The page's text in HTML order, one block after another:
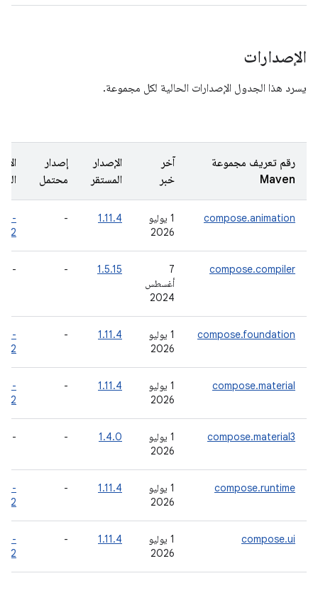
الإصدارات
يسرد هذا الجدول الإصدارات الحالية لكل مجموعة.
رقم تعريف مجموعة
Maven
آخر
خبر
الإصدار
المستقر
إصدار
محتمل
compose.animation
‫1 يوليو
2026
1.11.4
-
compose.compiler
‫7
أغسطس
2024
1.5.15
-
-
compose.foundation
‫1 يوليو
2026
1.11.4
-
compose.material
‫1 يوليو
2026
1.11.4
-
compose.material3
‫1 يوليو
2026
1.4.0
-
-
compose.runtime
‫1 يوليو
2026
1.11.4
-
compose.ui
‫1 يوليو
2026
1.11.4
-